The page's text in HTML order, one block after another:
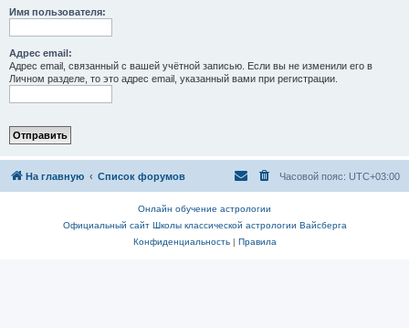
Имя пользователя:
Адрес email:
Адрес email, связанный с вашей учётной записью. Если вы не изменили его в
Личном разделе, то это адрес email, указанный вами при регистрации.
На главную Список форумов Часовой пояс: UTC+03:00
Онлайн обучение астрологии
Официальный сайт Школы классической астрологии Вайсберга
Конфиденциальность| Правила